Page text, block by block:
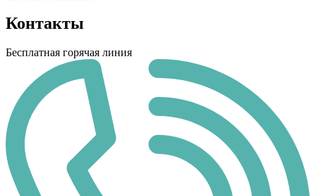
Контакты
Бесплатная горячая линия